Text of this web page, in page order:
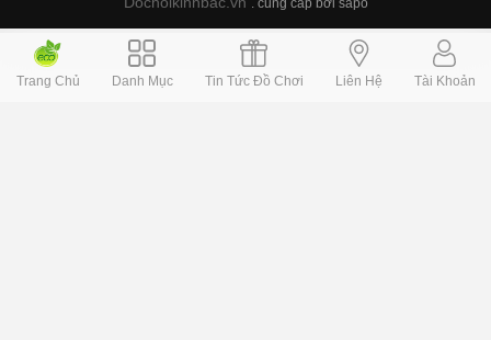
. cung cấp bởi sapo
Trang Chủ Danh Mục Tin Tức Đồ Chơi Liên Hệ Tài Khoản